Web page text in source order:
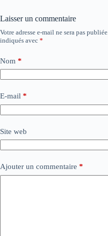
Laisser un commentaire
Votre adresse e-mail ne sera pas publiée.
indiqués avec *
Nom *
E-mail *
Site web
Ajouter un commentaire *